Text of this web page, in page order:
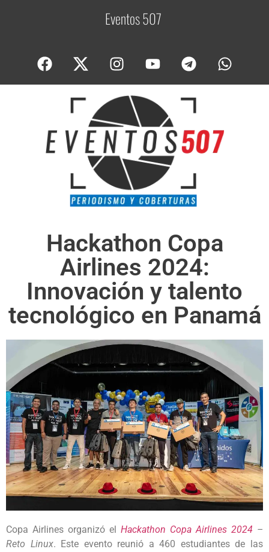
Eventos 507C
Hackathon Copa
Airlines 2024:
Innovación y talento
tecnológico en Panamá
Copa Airlines organizó el Hackathon Copa Airlines 2024 –
Reto Linux. Este evento reunió a 460 estudiantes de las